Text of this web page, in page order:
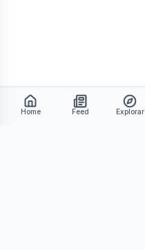
Home Feed Explorar